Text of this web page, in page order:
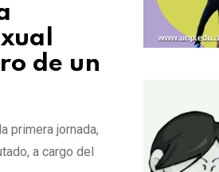
de un
primera jornada,
a cargo del